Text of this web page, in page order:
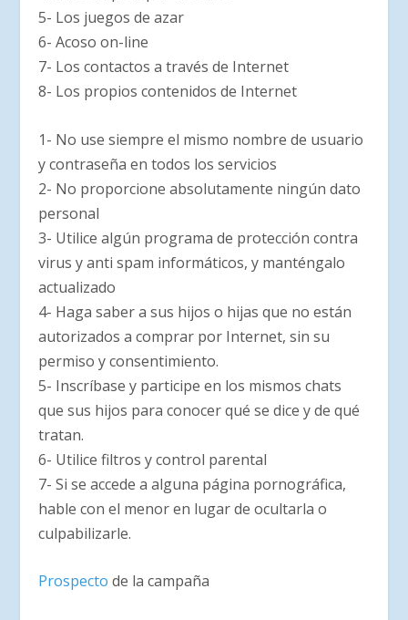
5- Los juegos de azar
6- Acoso on-line
7- Los contactos a través de Internet
8- Los propios contenidos de Internet
1- No use siempre el mismo nombre de usuario
y contraseña en todos los servicios
2- No proporcione absolutamente ningún dato
personal
3- Utilice algún programa de protección contra
virus y anti spam informáticos, y manténgalo
actualizado
4- Haga saber a sus hijos o hijas que no están
autorizados a comprar por Internet, sin su
permiso y consentimiento.
5- Inscríbase y participe en los mismos chats
que sus hijos para conocer qué se dice y de qué
tratan.
6- Utilice filtros y control parental
7- Si se accede a alguna página pornográfica,
hable con el menor en lugar de ocultarla o
culpabilizarle.
Prospecto de la campaña